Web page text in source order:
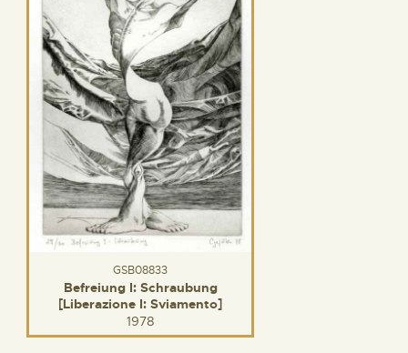
GSB08833
Befreiung I: Schraubung
[Liberazione I: Sviamento]
1978